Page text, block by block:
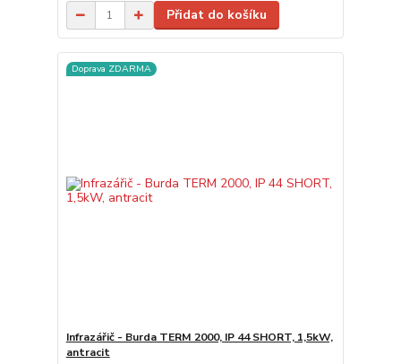
Přidat do košíku
Doprava ZDARMA
Infrazářič - Burda TERM 2000, IP 44 SHORT, 1,5kW,
antracit